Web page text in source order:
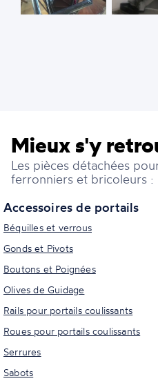
Mieux s'y
Les pièces détachées
ferronniers et bricoleurs :
Accessoires de portails
Béquilles et verrous
Gonds et Pivots
Boutons et Poignées
Olives de Guidage
Rails pour portails coulissants
Roues pour portails coulissants
Serrures
Sabots